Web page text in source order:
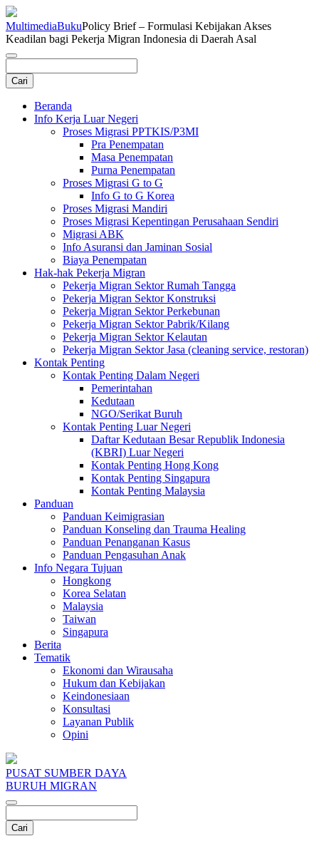
MultimediaBukuPolicy Brief – Formulasi Kebijakan Akses
Keadilan bagi Pekerja Migran Indonesia di Daerah Asal
Beranda
Info Kerja Luar Negeri
Proses Migrasi PPTKIS/P3MI
Pra Penempatan
Masa Penempatan
Purna Penempatan
Proses Migrasi G to G
Info G to G Korea
Proses Migrasi Mandiri
Proses Migrasi Kepentingan Perusahaan Sendiri
Migrasi ABK
Info Asuransi dan Jaminan Sosial
Biaya Penempatan
Hak-hak Pekerja Migran
Pekerja Migran Sektor Rumah Tangga
Pekerja Migran Sektor Konstruksi
Pekerja Migran Sektor Perkebunan
Pekerja Migran Sektor Pabrik/Kilang
Pekerja Migran Sektor Kelautan
Pekerja Migran Sektor Jasa (cleaning service, restoran)
Kontak Penting
Kontak Penting Dalam Negeri
Pemerintahan
Kedutaan
NGO/Serikat Buruh
Kontak Penting Luar Negeri
Daftar Kedutaan Besar Republik Indonesia
(KBRI) Luar Negeri
Kontak Penting Hong Kong
Kontak Penting Singapura
Kontak Penting Malaysia
Panduan
Panduan Keimigrasian
Panduan Konseling dan Trauma Healing
Panduan Penanganan Kasus
Panduan Pengasuhan Anak
Info Negara Tujuan
Hongkong
Korea Selatan
Malaysia
Taiwan
Singapura
Berita
Tematik
Ekonomi dan Wirausaha
Hukum dan Kebijakan
Keindonesiaan
Konsultasi
Layanan Publik
Opini
PUSAT SUMBER DAYA
BURUH MIGRAN